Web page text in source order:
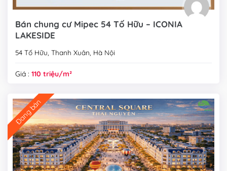
Bán chung cư Mipec 54 Tố Hữu – ICONIA
LAKESIDE
54 Tố Hữu, Thanh Xuân, Hà Nội
Giá : 110 triệu/m²
Đang bán